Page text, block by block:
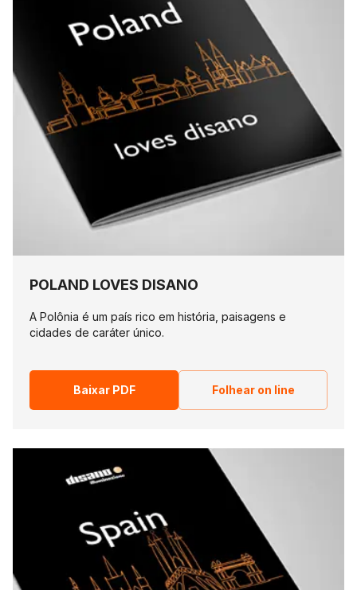
POLAND LOVES DISANO
A Polônia é um país rico em história, paisagens e
cidades de caráter único.
Baixar PDF Folhear on line